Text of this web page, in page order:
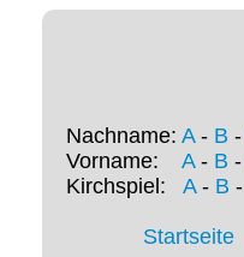
Nachname: A- B -
Vorname: A- B -
Kirchspiel: A- B -
Startseite